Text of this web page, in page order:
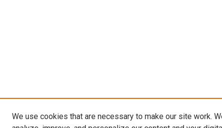
We use cookies that are necessary to make our site work.